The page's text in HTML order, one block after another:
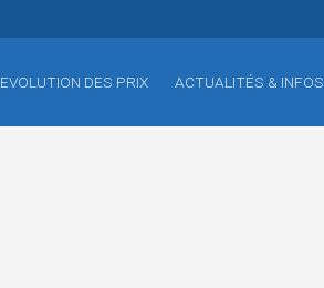
EVOLUTION DES PRIX ACTUALITÉS & INFOS